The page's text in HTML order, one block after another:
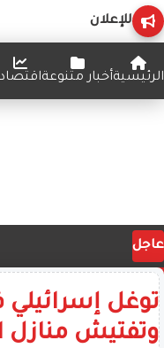
للإعلان
الرئيسيةأخبار متنوعةاقتصاد
عاجل
توغل
وتفتيش منازل